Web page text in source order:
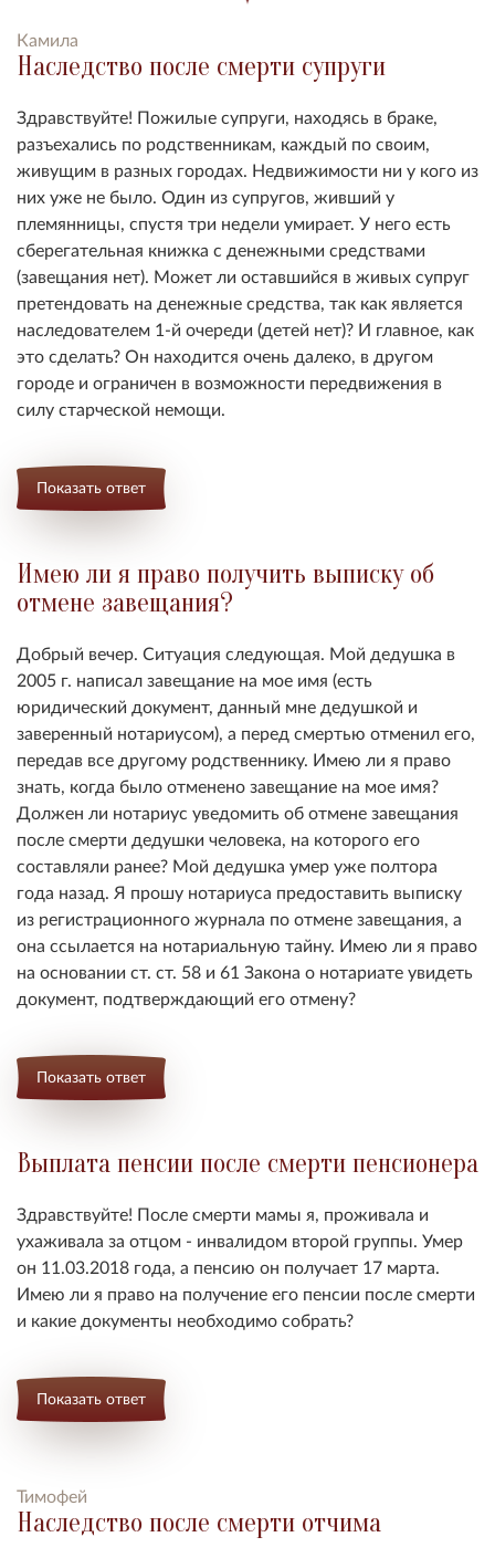
Камила
Наследство после смерти супруги
Здравствуйте! Пожилые супруги, находясь в браке,
разъехались по родственникам, каждый по своим,
живущим в разных городах. Недвижимости ни у кого из
них уже не было. Один из супругов, живший у
племянницы, спустя три недели умирает. У него есть
сберегательная книжка с денежными средствами
(завещания нет). Может ли оставшийся в живых супруг
претендовать на денежные средства, так как является
наследователем 1-й очереди (детей нет)? И главное, как
это сделать? Он находится очень далеко, в другом
городе и ограничен в возможности передвижения в
силу старческой немощи.
Показать ответ
Имею ли я право получить выписку об
отмене завещания?
Добрый вечер. Ситуация следующая. Мой дедушка в
2005 г. написал завещание на мое имя (есть
юридический документ, данный мне дедушкой и
заверенный нотариусом), а перед смертью отменил его,
передав все другому родственнику. Имею ли я право
знать, когда было отменено завещание на мое имя?
Должен ли нотариус уведомить об отмене завещания
после смерти дедушки человека, на которого его
составляли ранее? Мой дедушка умер уже полтора
года назад. Я прошу нотариуса предоставить выписку
из регистрационного журнала по отмене завещания, а
она ссылается на нотариальную тайну. Имею ли я право
на основании ст. ст. 58 и 61 Закона о нотариате увидеть
документ, подтверждающий его отмену?
Показать ответ
Выплата пенсии после смерти пенсионера
Здравствуйте! После смерти мамы я, проживала и
ухаживала за отцом - инвалидом второй группы. Умер
он 11.03.2018 года, а пенсию он получает 17 марта.
Имею ли я право на получение его пенсии после смерти
и какие документы необходимо собрать?
Показать ответ
Тимофей
Наследство после смерти отчима